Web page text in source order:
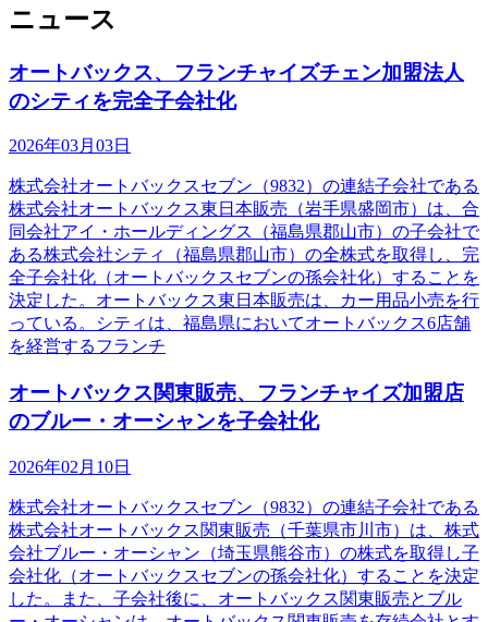
ニュース
オートバックス、フランチャイズチェン加盟法人
のシティを完全子会社化
2026年03月03日
株式会社オートバックスセブン（9832）の連結子会社である
株式会社オートバックス東日本販売（岩手県盛岡市）は、合
同会社アイ・ホールディングス（福島県郡山市）の子会社で
ある株式会社シティ（福島県郡山市）の全株式を取得し、完
全子会社化（オートバックスセブンの孫会社化）することを
決定した。オートバックス東日本販売は、カー用品小売を行
っている。シティは、福島県においてオートバックス6店舗
を経営するフランチ
オートバックス関東販売、フランチャイズ加盟店
のブルー・オーシャンを子会社化
2026年02月10日
株式会社オートバックスセブン（9832）の連結子会社である
株式会社オートバックス関東販売（千葉県市川市）は、株式
会社ブルー・オーシャン（埼玉県熊谷市）の株式を取得し子
会社化（オートバックスセブンの孫会社化）することを決定
した。また、子会社後に、オートバックス関東販売とブル